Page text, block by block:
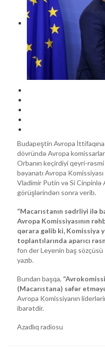
Budapeştin Avropa İttifaqına
dövründə Avropa
Orbanın keçirdiyi qeyri-
bəyanatı Avropa
Vladimir Putin və Si Cinpinlə
görüşlərindən sonra verib.
“Macarıstanın sədrliyi ilə
Avropa Komissiyasının
qərara gəlib ki, Komissiya
toplantılarında aparıcı
fon der Leyenin baş sözçüsü
yazıb.
Bundan başqa,
(Macarıstana) səfər
Avropa Komissiyanın
ibarətdir.
Azadlıq radiosu